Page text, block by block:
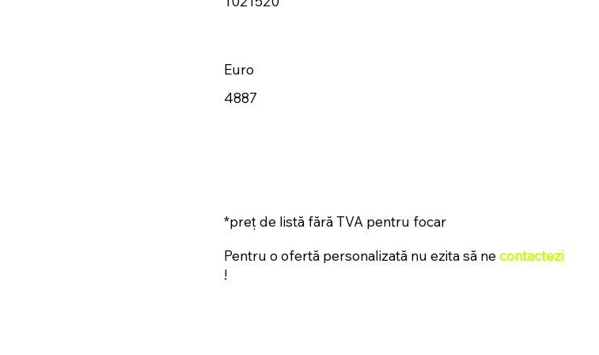
Euro
4887
*preț de listă fără TVA pentru focar
Pentru o ofertă personalizată nu ezita să necontactezi
!